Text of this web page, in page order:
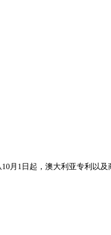
月1日起，澳大利亚专利以